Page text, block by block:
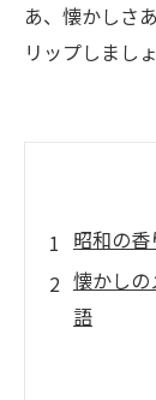
あ、懐かしさ
リップしまし
昭和の
懐かし
語
コミュ